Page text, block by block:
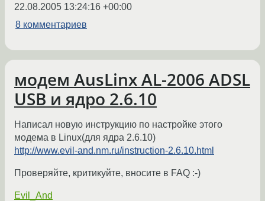
22.08.2005 13:24:16 +00:00
8 комментариев
модем AusLinx AL-2006 ADSL
USB и ядро 2.6.10
Написал новую инструкцию по настройке этого
модема в Linux(для ядра 2.6.10)
http://www.evil-and.nm.ru/instruction-2.6.10.html
Проверяйте, критикуйте, вносите в FAQ :-)
Evil_And